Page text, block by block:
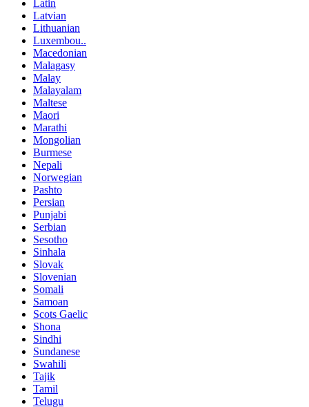
Latin
Latvian
Lithuanian
Luxembou..
Macedonian
Malagasy
Malay
Malayalam
Maltese
Maori
Marathi
Mongolian
Burmese
Nepali
Norwegian
Pashto
Persian
Punjabi
Serbian
Sesotho
Sinhala
Slovak
Slovenian
Somali
Samoan
Scots Gaelic
Shona
Sindhi
Sundanese
Swahili
Tajik
Tamil
Telugu